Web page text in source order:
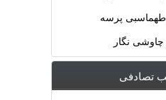
طهماسبی پرسه
نگار
تصادفی